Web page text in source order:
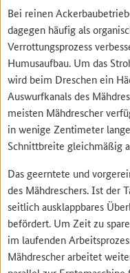
Bei reinen
dagegen häufig als
Verrottungsprozess
Humusaufbau. Um das
wird beim Dreschen ein
Auswurfkanals des
meisten Mähdrescher
in wenige Zentimeter
Schnittbreite gleichmäßig
Das geerntete und
des Mähdreschers. Ist der
seitlich ausklappbares
befördert. Um Zeit zu
im laufenden
Mähdrescher arbeitet